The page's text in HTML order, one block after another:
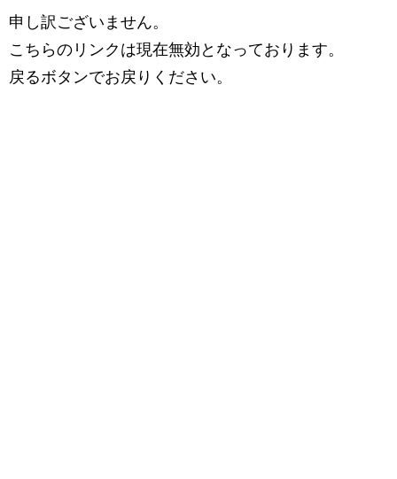
申し訳ございません。
こちらのリンクは現在無効となっております。
戻るボタンでお戻りください。